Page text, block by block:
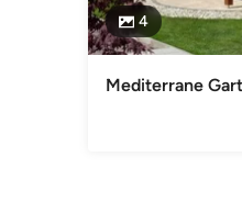
4
Mediterrane